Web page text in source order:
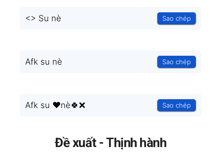
<> Su nè Sao chép
Afk su nè Sao chép
Afk su ❤nè🍀❌ Sao chép
Đề xuất - Thịnh hành